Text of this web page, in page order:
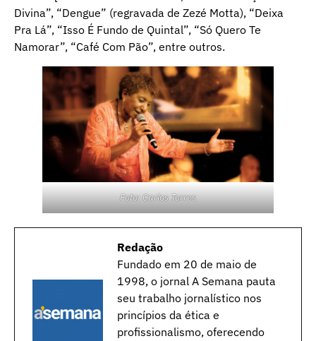
Divina”, “Dengue” (regravada de Zezé Motta), “Deixa
Pra Lá”, “Isso É Fundo de Quintal”, “Só Quero Te
Namorar”, “Café Com Pão”, entre outros.
Foto: Carlos Torres
Redação
Fundado em 20 de maio de
1998, o jornal A Semana pauta
seu trabalho jornalístico nos
princípios da ética e
profissionalismo, oferecendo